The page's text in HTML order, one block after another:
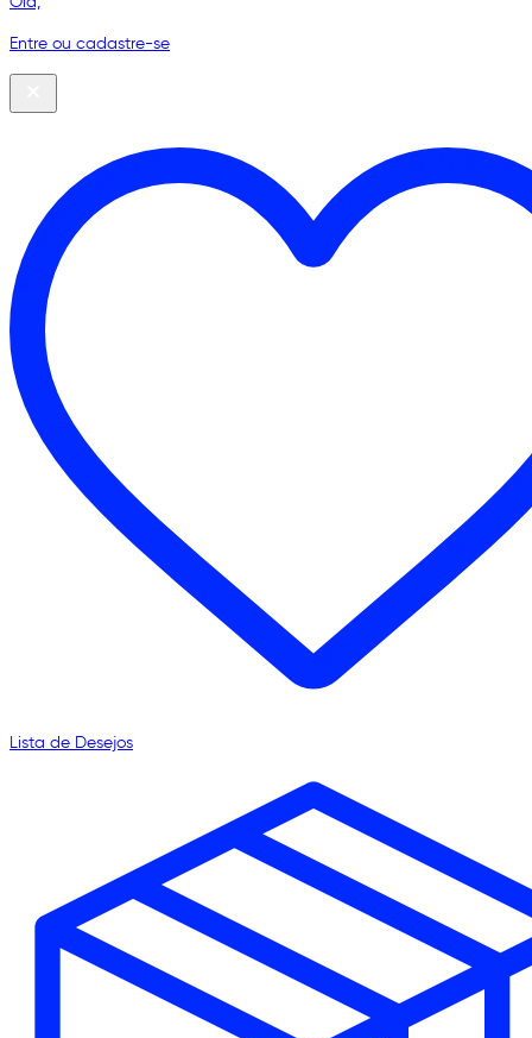
Entre ou cadastre-se
Lista de Desejos